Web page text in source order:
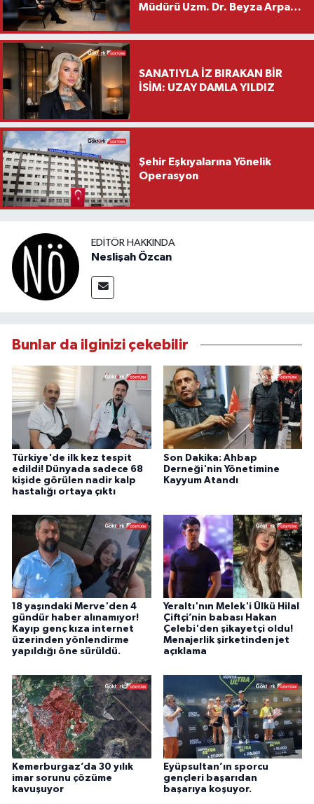
Müdürü Uzm. Dr. Beyza Arpacı
Ziyareti
SANATIYLA İZ BIRAKAN BİR
İSİM: UZAY DAMLA YILDIZ
Şehir Eşkıyalarına Yönelik
Operasyon
EDITÖR HAKKINDA
Neslişah Özcan
Bunlar da ilginizi çekebilir
Türkiye'de ilk kez tespit
edildi! Dünyada sadece 68
kişide görülen nadir kalp
hastalığı ortaya çıktı
Son Dakika: Ahbap
Derneği'nin Yönetimine
Kayyum Atandı
18 yaşındaki Merve'den 4
gündür haber alınamıyor!
Kayıp genç kıza internet
üzerinden yönlendirme
yapıldığı öne sürüldü.
Yeraltı'nın Melek'i Ülkü Hilal
Çiftçi’nin babası Hakan
Çelebi'den şikayetçi oldu!
Menajerlik şirketinden jet
açıklama
Kemerburgaz’da 30 yılık
imar sorunu çözüme
kavuşuyor
Eyüpsultan’ın sporcu
gençleri başarıdan
başarıya koşuyor.